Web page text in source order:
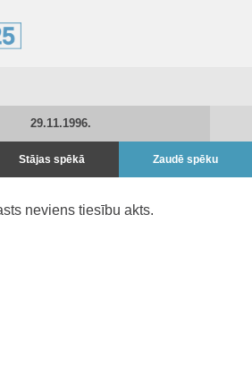
29.11.1996.
Stājas spēkā Zaudē spēku
neviens tiesību akts.